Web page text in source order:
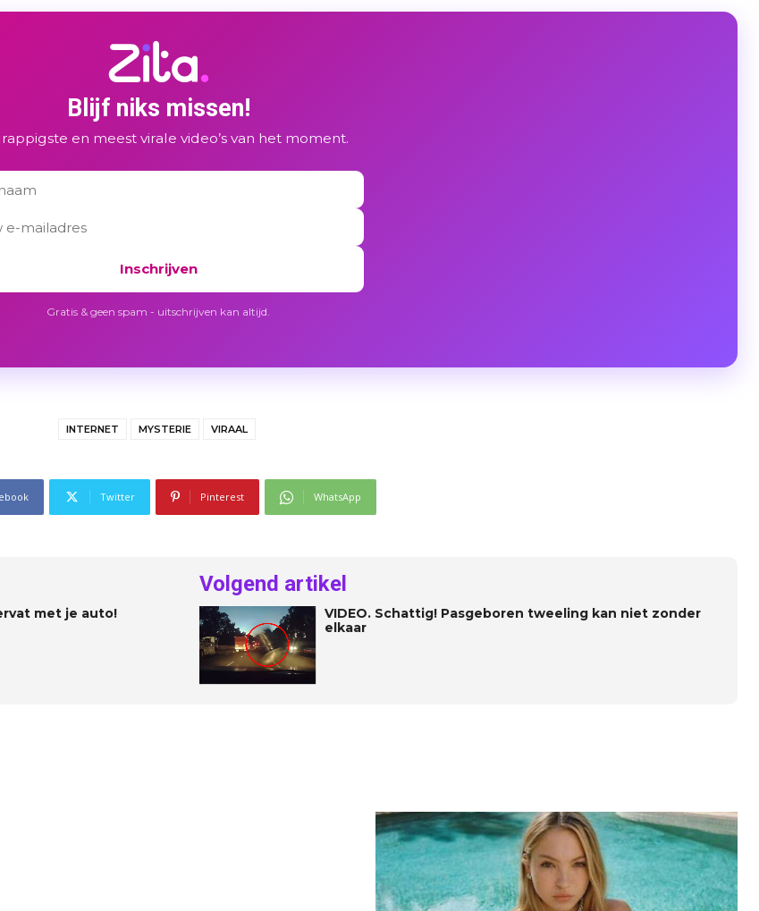
Blijf niks missen!
en meest virale video’s van het moment.
Inschrijven
Gratis & geen spam - uitschrijven kan altijd.
INTERNET MYSTERIE VIRAAL
Twitter Pinterest WhatsApp
met je auto!
Volgend artikel
VIDEO. Schattig! Pasgeboren tweeling kan niet zonder
elkaar